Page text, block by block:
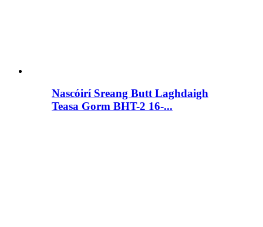
Nascóirí Sreang Butt Laghdaigh
Teasa Gorm BHT-2 16-...